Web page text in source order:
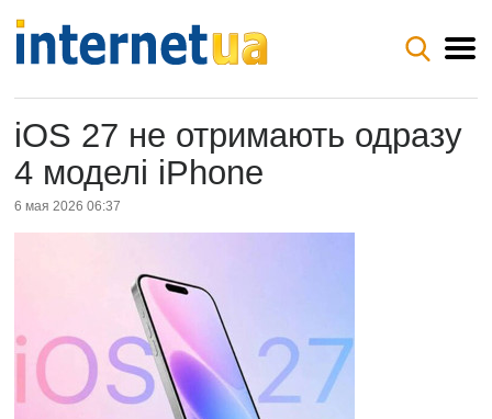
iOS 27 не отримають одразу
4 моделі iPhone
6 мая 2026 06:37